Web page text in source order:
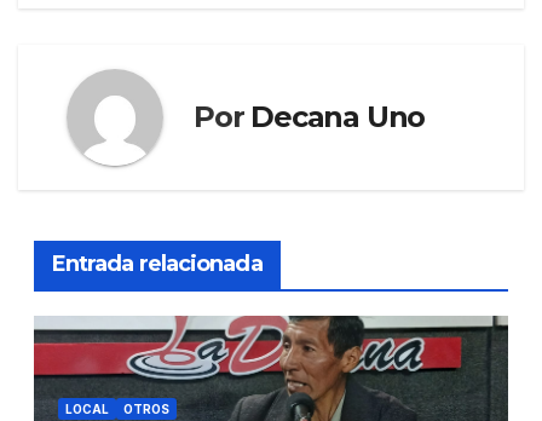
Por Decana Uno
Entrada relacionada
LOCAL OTROS